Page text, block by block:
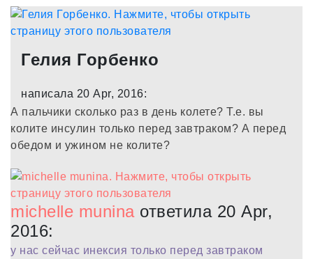
Гелия Горбенко
написала 20 Apr, 2016:
А пальчики сколько раз в день колете? Т.е. вы
колите инсулин только перед завтраком? А перед
обедом и ужином не колите?
michelle munina ответила 20 Apr,
2016:
у нас сейчас инексия только перед завтраком